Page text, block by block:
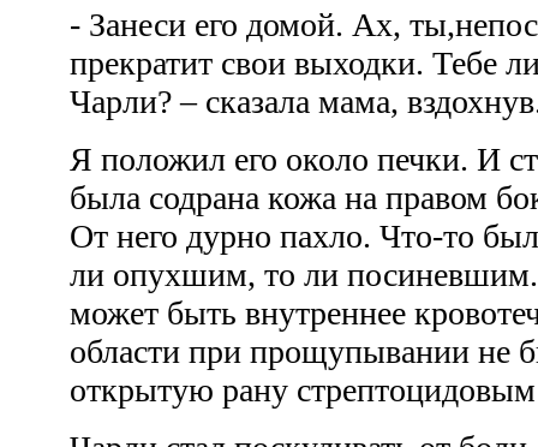
- Занеси его домой. Ах,
прекратит свои выходки. Тебе
Чарли? – сказала мама,
Я положил его около печки. И
была содрана кожа на правом
От него дурно пахло. Что-то
ли опухшим, то ли
может быть внутреннее
области при прощупывании не
открытую рану